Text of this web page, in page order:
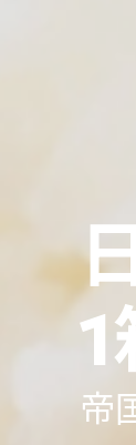
1
帝